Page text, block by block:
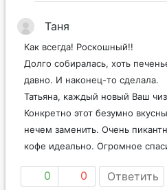
Таня
Как всегда! Роскошный!!
Долго собиралась, хоть
давно. И наконец-то сделала.
Татьяна, каждый новый Ваш
Конкретно этот безумно
нечем заменить. Очень
кофе идеально. Огромное
0 0 Ответить